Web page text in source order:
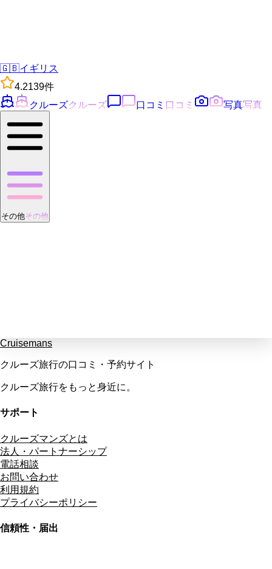
🇬🇧イギリス
4.2139件
クルーズクルーズ 口コミ 口コミ 写真写真
その他その他
Cruisemans
クルーズ旅行の口コミ・予約サイト
クルーズ旅行をもっと身近に。
サポート
クルーズマンズとは
法人・パートナーシップ
電話相談
お問い合わせ
利用規約
プライバシーポリシー
信頼性・届出